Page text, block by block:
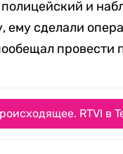
и
ему сделали
провести
RTVI в